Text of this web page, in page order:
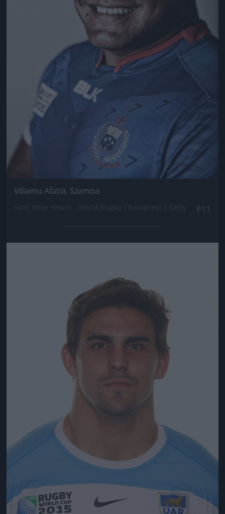
Viliamu Afatia, Szamoa